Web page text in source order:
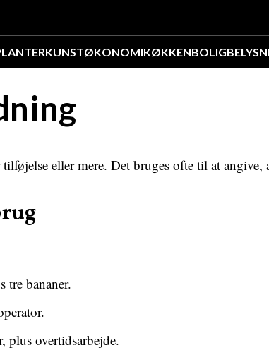
KUNSTØKONOMIKØKKENBOLIG
eller mere. Det bruges ofte til at
tre bananer.
plus overtidsarbejde.